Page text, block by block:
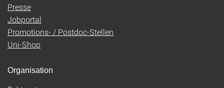
Presse
Jobportal
Promotions- / Postdoc-Stellen
Uni-Shop
Organisation